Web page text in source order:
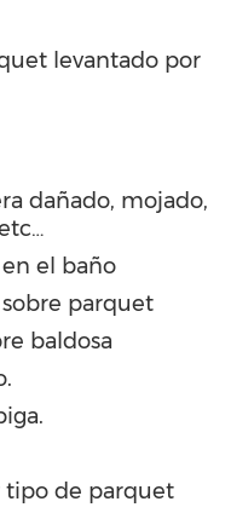
levantado por
dañado, mojado,
el baño
parquet
baldosa
tipo de parquet